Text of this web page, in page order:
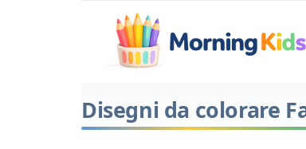
Disegni da colorare